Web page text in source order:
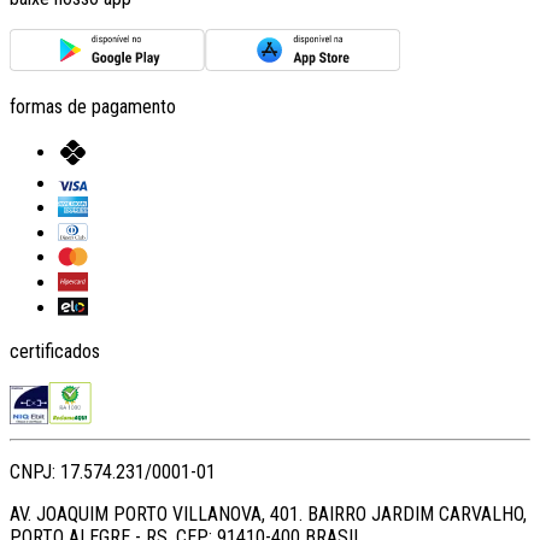
formas de pagamento
certificados
CNPJ: 17.574.231/0001-01
AV. JOAQUIM PORTO VILLANOVA, 401. BAIRRO JARDIM CARVALHO,